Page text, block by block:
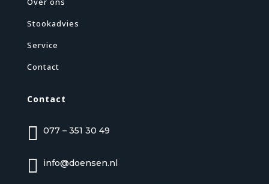
Stookadvies
Service
Contact
Contact
 077 – 351 30 49
 info@doensen.nl